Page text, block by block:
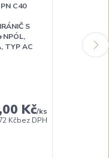
C40
S
TYP AC
Kč/ks
Kčbez DPH
ICN=6KA,
N=30MA,